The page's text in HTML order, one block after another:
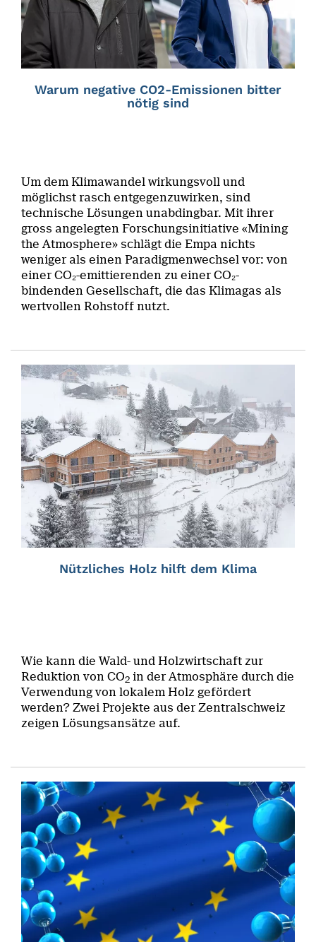
Warum negative CO2-Emissionen bitter
nötig sind
Um dem Klimawandel wirkungsvoll und
möglichst rasch entgegenzuwirken, sind
technische Lösungen unabdingbar. Mit ihrer
gross angelegten Forschungsinitiative «Mining
the Atmosphere» schlägt die Empa nichts
weniger als einen Paradigmenwechsel vor: von
einer CO₂-emittierenden zu einer CO₂-
bindenden Gesellschaft, die das Klimagas als
wertvollen Rohstoff nutzt.
Nützliches Holz hilft dem Klima
Wie kann die Wald- und Holzwirtschaft zur
Reduktion von CO2 in der Atmosphäre durch die
Verwendung von lokalem Holz gefördert
werden? Zwei Projekte aus der Zentralschweiz
zeigen Lösungsansätze auf.